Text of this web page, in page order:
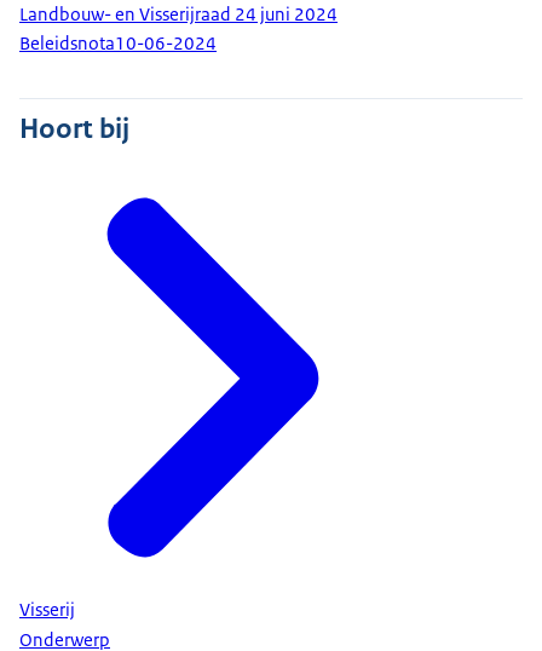
Landbouw- en Visserijraad 24 juni 2024
Beleidsnota10-06-2024
Hoort bij
Visserij
Onderwerp